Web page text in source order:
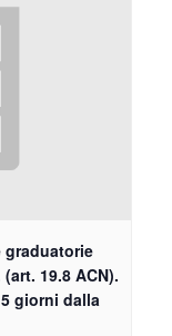
graduatorie
19.8 ACN).
giorni dalla